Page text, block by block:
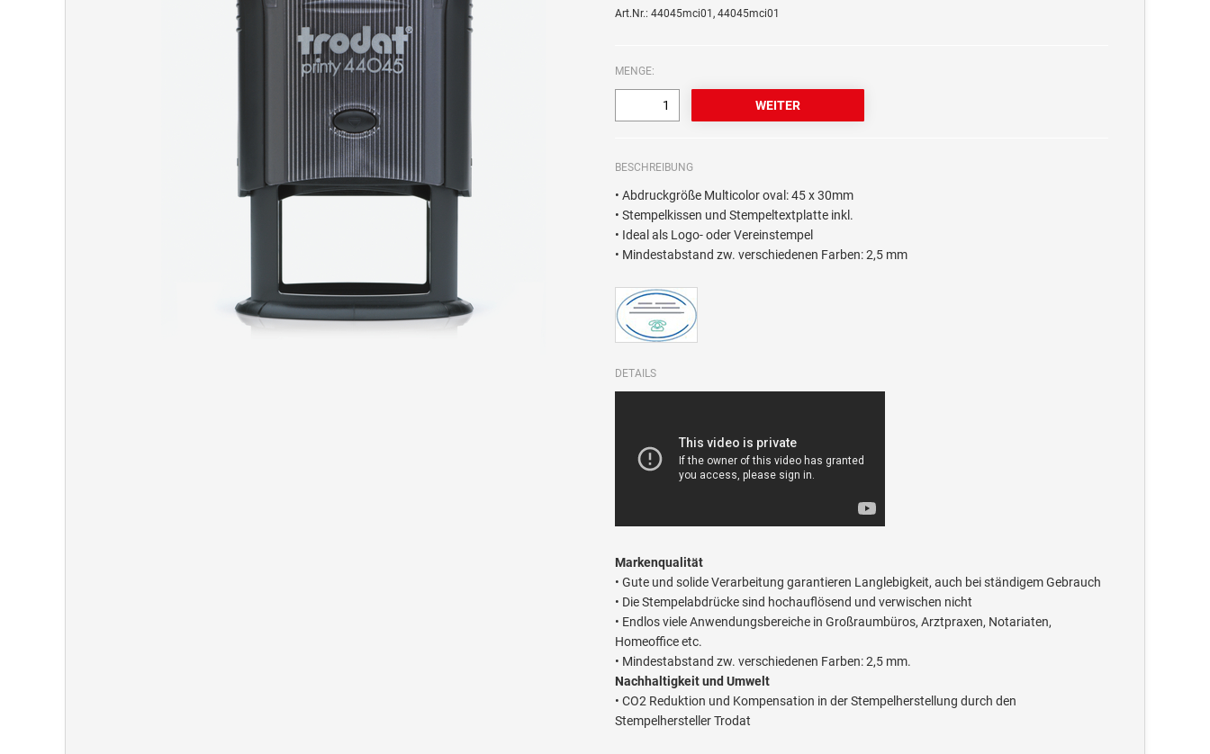
Art.Nr.: 44045mci01, 44045mci01
MENGE:
BESCHREIBUNG
• Abdruckgröße Multicolor oval: 45 x 30mm
• Stempelkissen und Stempeltextplatte inkl.
• Ideal als Logo- oder Vereinstempel
• Mindestabstand zw. verschiedenen Farben: 2,5 mm
DETAILS
Markenqualität
• Gute und solide Verarbeitung garantieren Langlebigkeit, auch bei ständigem Gebrauch
• Die Stempelabdrücke sind hochauflösend und verwischen nicht
• Endlos viele Anwendungsbereiche in Großraumbüros, Arztpraxen, Notariaten,
Homeoffice etc.
• Mindestabstand zw. verschiedenen Farben: 2,5 mm.
Nachhaltigkeit und Umwelt
• CO2 Reduktion und Kompensation in der Stempelherstellung durch den
Stempelhersteller Trodat